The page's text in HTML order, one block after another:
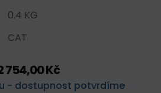
0.4 KG
CAT
754,00 Kč
- dostupnost potvrdíme